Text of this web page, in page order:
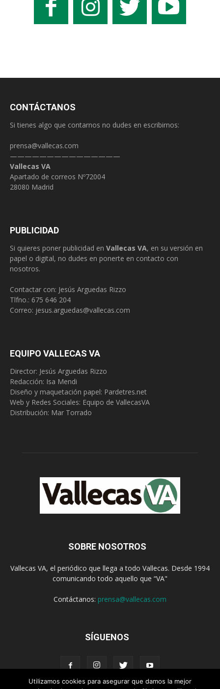
CONTÁCTANOS
Si tienes algo que contarnos no dudes en escribirnos:
prensa@vallecas.com
———————————————
Vallecas VA
Apartado de correos Nº72004
28080 Madrid
PUBLICIDAD
Si quieres poner publicidad en Vallecas VA, en su versión en
papel o digital, no dudes en ponerte en contacto con
nosotros.
Contactar con: Jesús Arguedas Rizzo
Tlfno.: 675 646 204
Correo: jesus.arguedas@vallecas.com
EQUIPO VALLECAS VA
Director: Jesús Arguedas Rizzo
Redacción: Isa Mendi
Diseño y maquetación papel: Pardetres.net
Web y Redes Sociales: Equipo de VallecasVA
Distribución: Mar Torrado
SOBRE NOSOTROS
Vallecas VA, el periódico que llega a todo Vallecas. Desde 1994
comunicando todo aquello que “VA"
Contáctanos: prensa@vallecas.com
SÍGUENOS
Utilizamos cookies para asegurar que damos la mejor